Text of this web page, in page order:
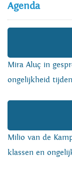
Agenda
Mira Aluç in
ongelijkheid
Milio van de
klassen en